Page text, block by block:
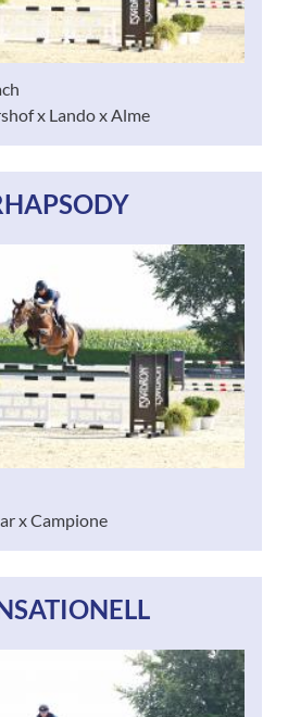
x Lando x Alme
x Campione